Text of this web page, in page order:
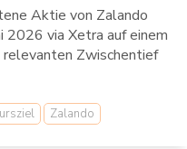
Aktie von Zalando
via Xetra auf einem
Zwischentief
Zalando